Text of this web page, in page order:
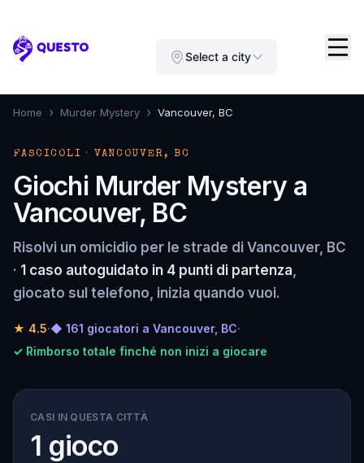
Questo Select a city
Home › Murder Mystery › Vancouver, BC
FASCICOLI · VANCOUVER, BC
Giochi Murder Mystery a
Vancouver, BC
Risolvi un omicidio per le strade di Vancouver, BC
· 1 caso autoguidato in 4 punti di partenza,
giocato sul telefono, inizia quando vuoi.
★ 4.5·◆ 161 giocatori a Vancouver, BC·
✓ Rimborso totale finché non inizi a giocare
CASI IN QUESTA CITTÀ
1 gioco